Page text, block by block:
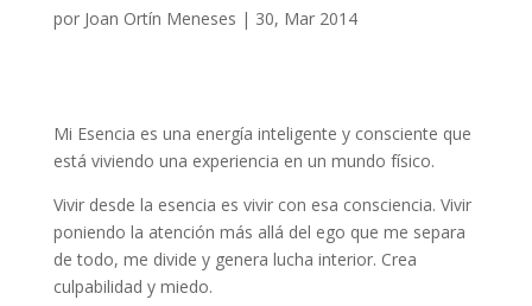
por Joan Ortín Meneses | 30, Mar 2014
Mi Esencia es una energía inteligente y consciente que
está viviendo una experiencia en un mundo físico.
Vivir desde la esencia es vivir con esa consciencia. Vivir
poniendo la atención más allá del ego que me separa
de todo, me divide y genera lucha interior. Crea
culpabilidad y miedo.